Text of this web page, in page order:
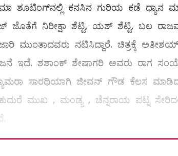
ಶೂಟಿಂಗ್​​ನಲ್ಲಿ ಕನಸಿನ ಗುರಿಯ ಕಡೆ ಧ್ಯಾನ
ಜೊತೆಗೆ ನಿರೀಕ್ಷಾ ಶೆಟ್ಟಿ, ಯಶ್ ಶೆಟ್ಟಿ, ಬಲ
ಮುಂತಾದವರು ನಟಿಸಿದ್ದಾರೆ. ಚಿತ್ರಕ್ಕೆ
ಇದೆ. ಶಶಾಂಕ್ ಶೇಷಾಗರಿ ಅವರು ರಾಗ
ಕ್ಯಾಮರಾ ಸಾರಥಿಯಾಗಿ ಜೀವನ್ ಗೌಡ ಕೆಲಸ
ಮುಖ , ಮಂಡ್ಯ , ಚೆನ್ನರಾಯ ಪಟ್ನ